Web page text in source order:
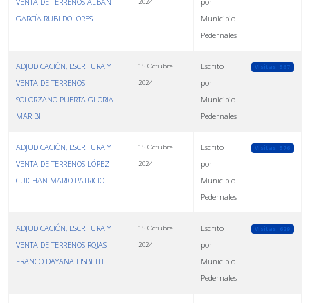
GARCÍA RUBI DOLORES
Municipio
Pedernales
ADJUDICACIÓN, ESCRITURA Y
VENTA DE TERRENOS
SOLORZANO PUERTA GLORIA
MARIBI
15 Octubre
2024
Escrito
por
Municipio
Pedernales
Visitas: 567
ADJUDICACIÓN, ESCRITURA Y
VENTA DE TERRENOS LÓPEZ
CUICHAN MARIO PATRICIO
15 Octubre
2024
Escrito
por
Municipio
Pedernales
Visitas: 576
ADJUDICACIÓN, ESCRITURA Y
VENTA DE TERRENOS ROJAS
FRANCO DAYANA LISBETH
15 Octubre
2024
Escrito
por
Municipio
Pedernales
Visitas: 629